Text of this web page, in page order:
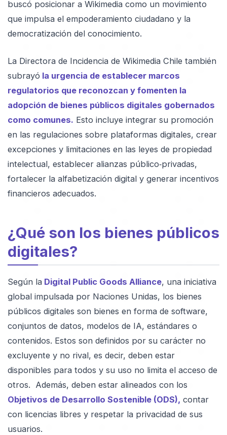
buscó posicionar a Wikimedia como un movimiento
que impulsa el empoderamiento ciudadano y la
democratización del conocimiento.
La Directora de Incidencia de Wikimedia Chile también
subrayó la urgencia de establecer marcos
regulatorios que reconozcan y fomenten la
adopción de bienes públicos digitales gobernados
como comunes. Esto incluye integrar su promoción
en las regulaciones sobre plataformas digitales, crear
excepciones y limitaciones en las leyes de propiedad
intelectual, establecer alianzas público‑privadas,
fortalecer la alfabetización digital y generar incentivos
financieros adecuados.
¿Qué son los bienes públicos
digitales?
Según laDigital Public Goods Alliance, una iniciativa
global impulsada por Naciones Unidas, los bienes
públicos digitales son bienes en forma de software,
conjuntos de datos, modelos de IA, estándares o
contenidos. Estos son definidos por su carácter no
excluyente y no rival, es decir, deben estar
disponibles para todos y su uso no limita el acceso de
otros. Además, deben estar alineados con los
Objetivos de Desarrollo Sostenible (ODS), contar
con licencias libres y respetar la privacidad de sus
usuarios.